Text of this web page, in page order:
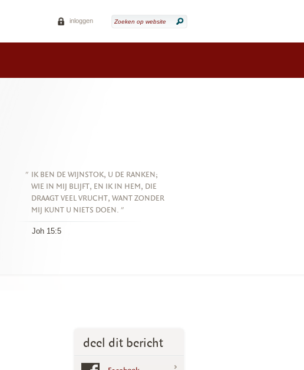
inloggen
" IK BEN DE WIJNSTOK, U DE RANKEN;
WIE IN MIJ BLIJFT, EN IK IN HEM, DIE
DRAAGT VEEL VRUCHT, WANT ZONDER
MIJ KUNT U NIETS DOEN. "
Joh 15:5
deel dit bericht